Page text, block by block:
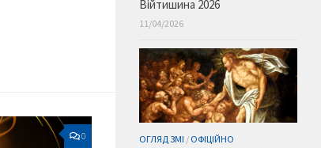
0
Війтишина 2026
11/04/2026
ОГЛЯД ЗМІ / ОФІЦІЙНО